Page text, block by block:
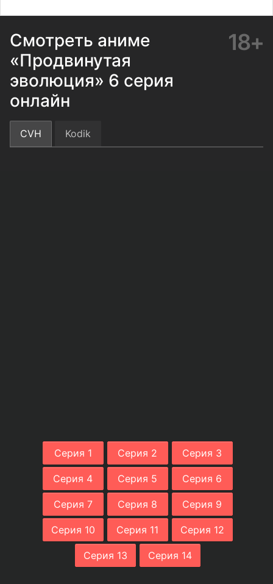
Смотреть аниме
«Продвинутая
эволюция» 6 серия
онлайн
18+
CVH Kodik
Серия 1 Серия 2 Серия 3
Серия 4 Серия 5 Серия 6
Серия 7 Серия 8 Серия 9
Серия 10 Серия 11 Серия 12
Серия 13 Серия 14